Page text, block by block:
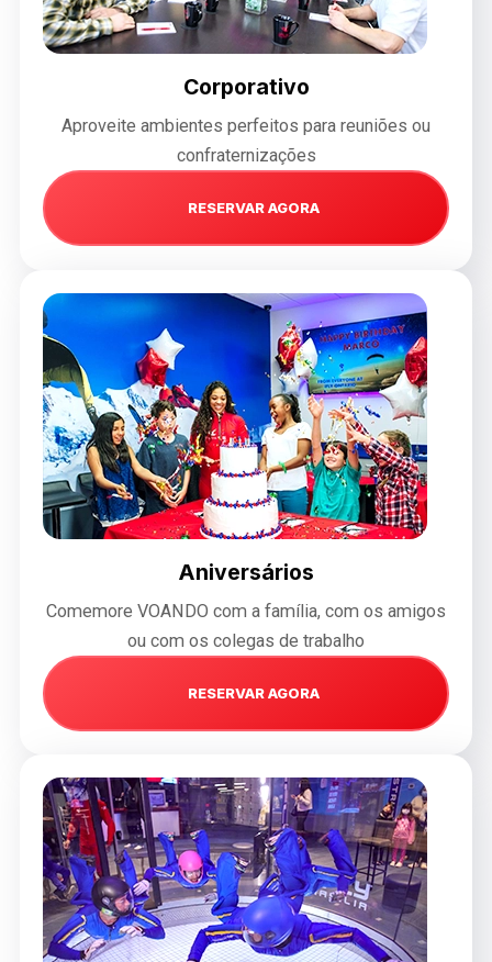
Corporativo
Aproveite ambientes perfeitos para reuniões ou
confraternizações
RESERVAR AGORA
Aniversários
Comemore VOANDO com a família, com os amigos
ou com os colegas de trabalho
RESERVAR AGORA